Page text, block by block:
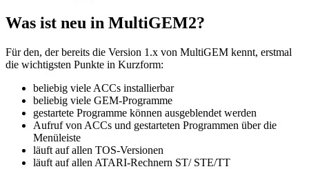
Was ist neu in MultiGEM2?
Für den, der bereits die Version 1.x von MultiGEM kennt, erstmal
die wichtigsten Punkte in Kurzform:
beliebig viele ACCs installierbar
beliebig viele GEM-Programme
gestartete Programme können ausgeblendet werden
Aufruf von ACCs und gestarteten Programmen über die
Menüleiste
läuft auf allen TOS-Versionen
läuft auf allen ATARI-Rechnern ST/ STE/TT